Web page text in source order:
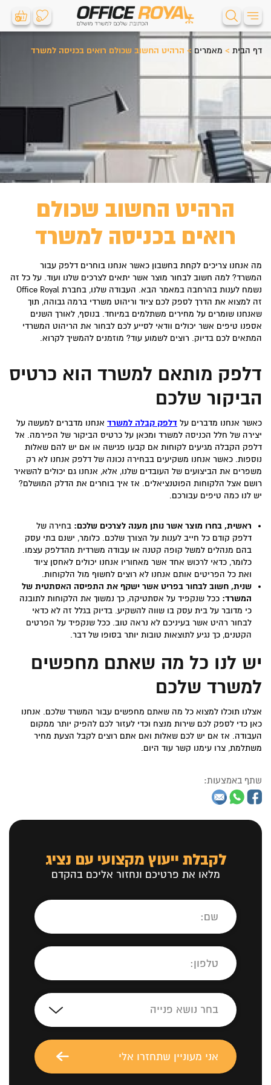
0 0
דף הבית > מאמרים > הרהיט החשוב שכולם רואים בכניסה למשרד
הרהיט החשוב שכולם
רואים בכניסה למשרד
מה אנחנו צריכים לקחת בחשבון כאשר אנחנו בוחרים דלפק עבור
המשרד? למה חשוב לבחור מוצר אשר יתאים לצרכים שלנו ועוד. על כל זה
נשמח לענות בהרחבה במאמר הבא. העבודה שלנו, בחברת Office Royal
זה למצוא את הדרך לספק לכם ציוד וריהוט משרדי ברמה גבוהה, תוך
שאנחנו שומרים על מחירים משתלמים במיוחד. בנוסף, לאורך השנים
אספנו טיפים אשר יכולים וודאי לסייע לכם לבחור את הריהוט המשרדי
המתאים לכם בדיוק. רוצים לשמוע עוד? מוזמנים להמשיך לקרוא.
דלפק מותאם למשרד הוא כרטיס
הביקור שלכם
כאשר אנחנו מדברים על דלפק קבלה למשרד אנחנו מדברים למעשה על
יצירה של חלל הכניסה למשרד ומכאן על כרטיס הביקור של הפירמה. אל
דלפק הקבלה מגיעים לקוחות אם קבעו פגישה או אם יש להם שאלות
נוספות. כאשר אנחנו משקיעים בבחירה נכונה של דלפק אנחנו לא רק
משפרים את הביצועים של העובדים שלנו, אלא, אנחנו גם יכולים להשאיר
רושם אצל הלקוחות הפוטנציאלים. אז איך בוחרים את הדלק המושלם?
יש לנו כמה טיפים עבורכם.
ראשית, בחרו מוצר אשר נותן מענה לצרכים שלכם: בחירה של
דלפק קודם כל חייב לענות על הצורך שלכם. כלומר, ישנם בתי עסק
בהם מנהלים למשל קופה קטנה או עבודה משרדית מהדלפק עצמו.
כלומר, כדאי לרכוש אחד אשר מאחוריו אנחנו יכולים לאחסן ציוד
ואת כל הפריטים אותם אנחנו לא רוצים לחשוף מול הלקוחות.
שנית, חשוב לבחור בפריט אשר ישקף את התפיסה האסתטית של
המשרד: ככל שנקפיד על אסתטיקה, כך נמשוך את הלקוחות לתובנה
כי מדובר על בית עסק בו שווה להשקיע. בדיוק בגלל זה לא כדאי
לבחור רהיט אשר בעיניכם לא נראה טוב. ככל שנקפיד על הפרטים
הקטנים, כך נגיע לתוצאות טובות יותר בסופו של דבר.
יש לנו כל מה שאתם מחפשים
למשרד שלכם
אצלנו תוכלו למצוא כל מה שאתם מחפשים עבור המשרד שלכם. אנחנו
כאן כדי לספק לכם שירות מנצח וכדי לעזור לכם להפיק יותר ממקום
העבודה. אז אם יש לכם שאלות ואם אתם רוצים לקבל הצעת מחיר
משתלמת, צרו עימנו קשר עוד היום.
שתף באמצעות:
לקבלת ייעוץ מקצועי עם נציג
מלאו את פרטיכם ונחזור אליכם בהקדם